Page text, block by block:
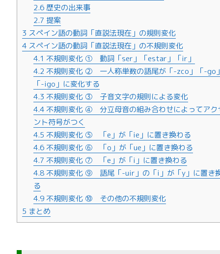
2.6 歴史の出来事
2.7 提案
3 スペイン語の動詞「直説法現在」の規則変化
4 スペイン語の動詞「直説法現在」の不規則変化
4.1 不規則変化 ① 動詞「ser」「estar」「ir」
4.2 不規則変化 ② 一人称単数の語尾が「-zco」「-go
「-igo」に変化する
4.3 不規則変化 ③ 子音文字の規則による変化
4.4不規則変化 ④ 分立母音の組み合わせによってアク
ント符号がつく
4.5 不規則変化 ⑤ 「e」が「ie」に置き換わる
4.6不規則変化 ⑥ 「o」が「ue」に置き換わる
4.7 不規則変化 ⑦ 「e」が「i」に置き換わる
4.8不規則変化 ⑨ 語尾「-uir」の「i」が「y」に置き
る
4.9不規則変化 ⑩ その他の不規則変化
5 まとめ